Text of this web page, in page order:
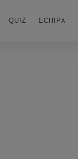
QUIZ ECHIPA